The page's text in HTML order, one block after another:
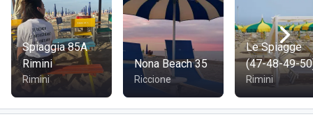
Spiaggia 85A
Rimini
Rimini
Nona Beach 35
Riccione
Le Spiagge
(47-48-49-
Rimini